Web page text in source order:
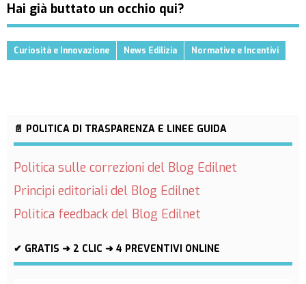
Hai già buttato un occhio qui?
Curiosità e Innovazione News Edilizia Normative e Incentivi
📄 POLITICA DI TRASPARENZA E LINEE GUIDA
Politica sulle correzioni del Blog Edilnet
Principi editoriali del Blog Edilnet
Politica feedback del Blog Edilnet
✔ GRATIS ➜ 2 CLIC ➜ 4 PREVENTIVI ONLINE